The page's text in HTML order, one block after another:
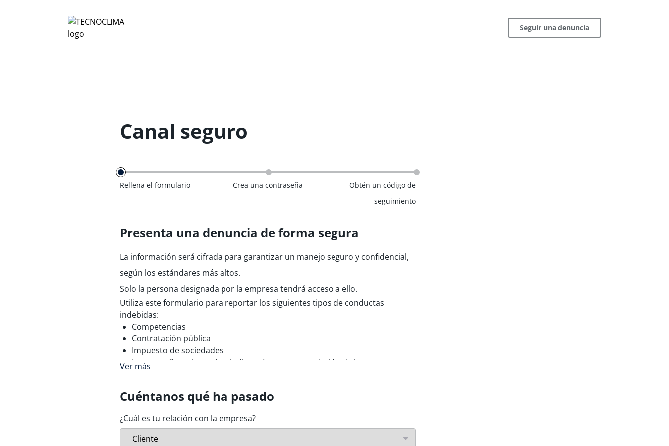
Seguir una denuncia
Canal seguro
Rellena el formulario Crea una contraseña
Obtén un código de
seguimiento
Presenta una denuncia de forma segura
La información será cifrada para garantizar un manejo seguro y confidencial,
según los estándares más altos.
Solo la persona designada por la empresa tendrá acceso a ello.
Utiliza este formulario para reportar los siguientes tipos de conductas
indebidas:
Competencias
Contratación pública
Impuesto de sociedades
Intereses financieros del sindicato (gastos, recaudación de ingresos y
terroristas.
Protección del medioambiente
Protección del usuario
Ver más
Cuéntanos qué ha pasado
¿Cuál es tu relación con la empresa?